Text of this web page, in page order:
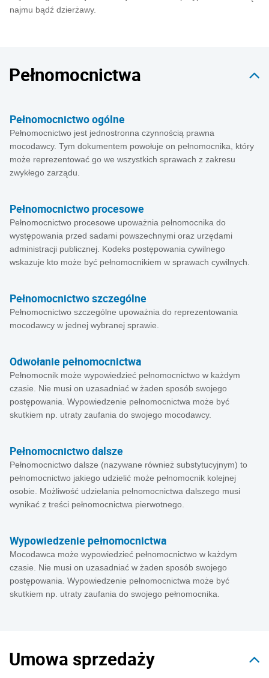
najmu bądź dzierżawy.
Pełnomocnictwa
Pełnomocnictwo ogólne
Pełnomocnictwo jest jednostronna czynnością prawna
mocodawcy. Tym dokumentem powołuje on pełnomocnika, który
może reprezentować go we wszystkich sprawach z zakresu
zwykłego zarządu.
Pełnomocnictwo procesowe
Pełnomocnictwo procesowe upoważnia pełnomocnika do
występowania przed sadami powszechnymi oraz urzędami
administracji publicznej. Kodeks postępowania cywilnego
wskazuje kto może być pełnomocnikiem w sprawach cywilnych.
Pełnomocnictwo szczególne
Pełnomocnictwo szczególne upoważnia do reprezentowania
mocodawcy w jednej wybranej sprawie.
Odwołanie pełnomocnictwa
Pełnomocnik może wypowiedzieć pełnomocnictwo w każdym
czasie. Nie musi on uzasadniać w żaden sposób swojego
postępowania. Wypowiedzenie pełnomocnictwa może być
skutkiem np. utraty zaufania do swojego mocodawcy.
Pełnomocnictwo dalsze
Pełnomocnictwo dalsze (nazywane również substytucyjnym) to
pełnomocnictwo jakiego udzielić może pełnomocnik kolejnej
osobie. Możliwość udzielania pełnomocnictwa dalszego musi
wynikać z treści pełnomocnictwa pierwotnego.
Wypowiedzenie pełnomocnictwa
Mocodawca może wypowiedzieć pełnomocnictwo w każdym
czasie. Nie musi on uzasadniać w żaden sposób swojego
postępowania. Wypowiedzenie pełnomocnictwa może być
skutkiem np. utraty zaufania do swojego pełnomocnika.
Umowa sprzedaży